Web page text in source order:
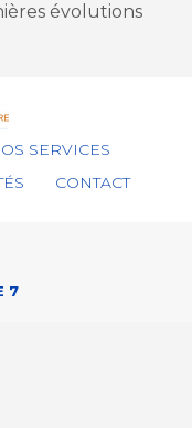
évolutions
SERVICES
CONTACT
7